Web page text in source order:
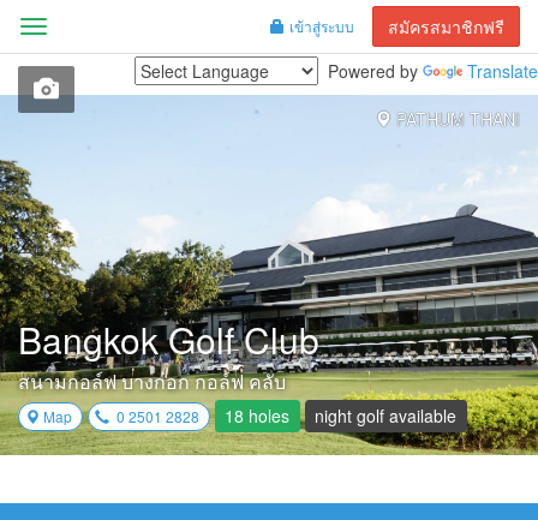
เข้าสู่ระบบ สมัครสมาชิกฟรี
Menu
Powered by
Translate
PATHUM THANI
Bangkok Golf Club
สนามกอล์ฟ บางกอก กอล์ฟ คลับ
Map 0 2501 2828 18 holes night golf available